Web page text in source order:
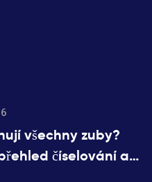
všechny zuby?
číselování a